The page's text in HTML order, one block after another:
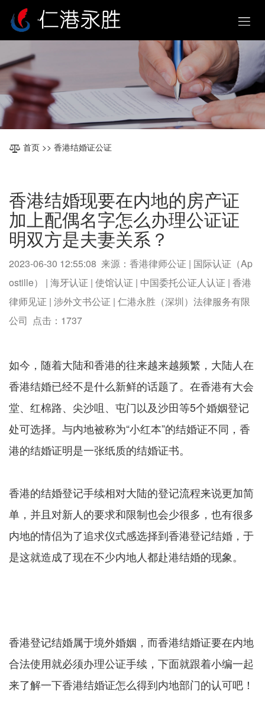
首页 >> 香港结婚证公证
香港结婚现要在内地的房产证
加上配偶名字怎么办理公证证
明双方是夫妻关系？
2023-06-30 12:55:08 来源：香港律师公证 | 国际认证（Ap
ostille） | 海牙认证 | 使馆认证 | 中国委托公证人认证 | 香港
律师见证 | 涉外文书公证 | 仁港永胜（深圳）法律服务有限
公司 点击： 1737
如今，随着大陆和香港的往来越来越频繁，大陆人在
香港结婚已经不是什么新鲜的话题了。在香港有大会
堂、红棉路、尖沙咀、屯门以及沙田等5个婚姻登记
处可选择。与内地被称为“小红本”的结婚证不同，香
港的结婚证明是一张纸质的结婚证书。
香港的结婚登记手续相对大陆的登记流程来说更加简
单，并且对新人的要求和限制也会少很多，也有很多
内地的情侣为了追求仪式感选择到香港登记结婚，于
是这就造成了现在不少内地人都赴港结婚的现象。
香港登记结婚属于境外婚姻，而香港结婚证要在内地
合法使用就必须办理公证手续，下面就跟着小编一起
来了解一下香港结婚证怎么得到内地部门的认可吧！